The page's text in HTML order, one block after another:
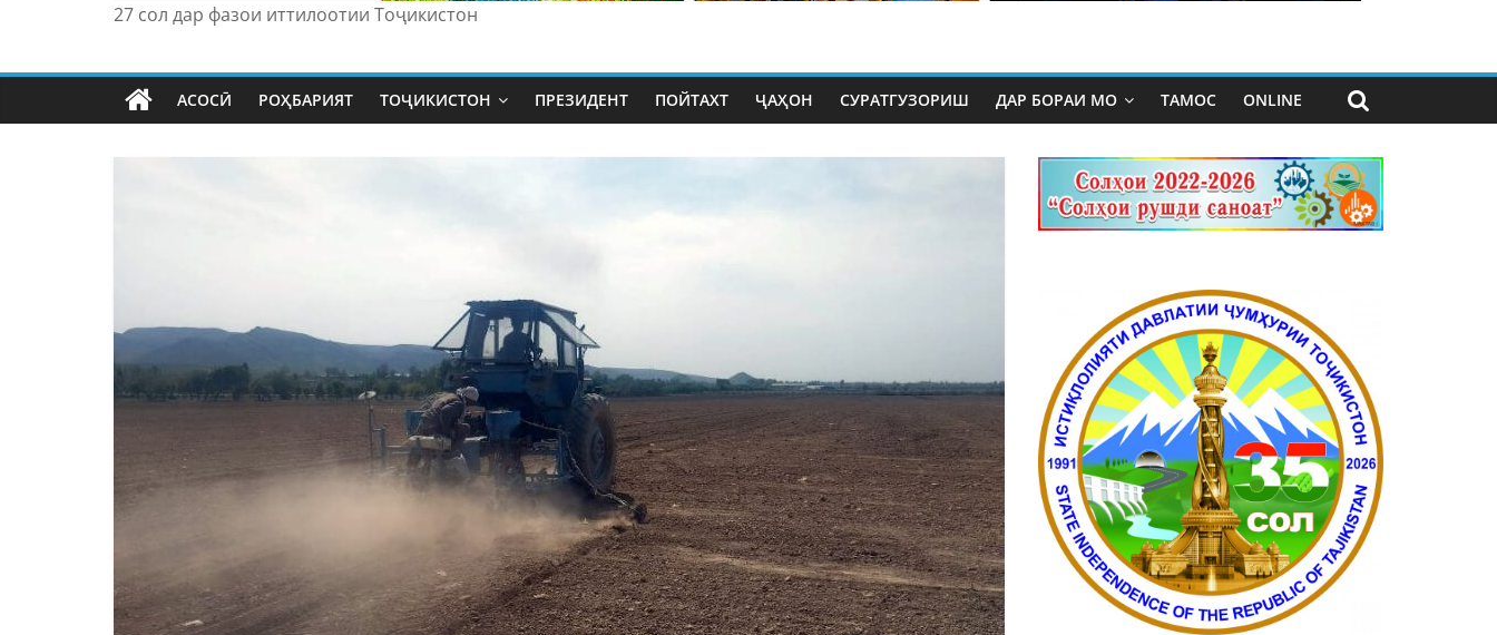
27 сол дар фазои иттилоотии Тоҷикистон
АСОСӢ РОҲБАРИЯТ ТОҶИКИСТОН ПРЕЗИДЕНТ ПОЙТАХТ ҶАҲОН СУРАТГУЗОРИШ ДАР БОРАИ МО ТАМОС ONLINE